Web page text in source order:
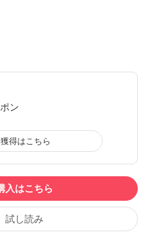
ン
得はこちら
入はこちら
試し読み